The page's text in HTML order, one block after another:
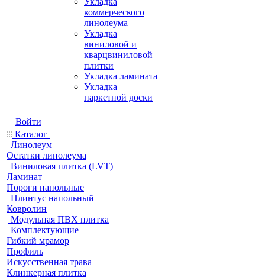
коммерческого
линолеума
Укладка
виниловой и
кварцвиниловой
плитки
Укладка ламината
Укладка
паркетной доски
Войти
Каталог
Линолеум
Остатки линолеума
Виниловая плитка (LVT)
Ламинат
Пороги напольные
Плинтус напольный
Ковролин
Модульная ПВХ плитка
Комплектующие
Гибкий мрамор
Профиль
Искусственная трава
Клинкерная плитка